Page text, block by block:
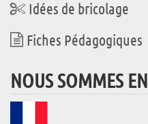
Idées de bricolage
Fiches Pédagogiques
NOUS SOMMES EN